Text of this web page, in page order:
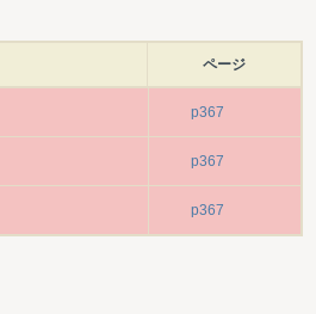
ページ
p367
p367
p367